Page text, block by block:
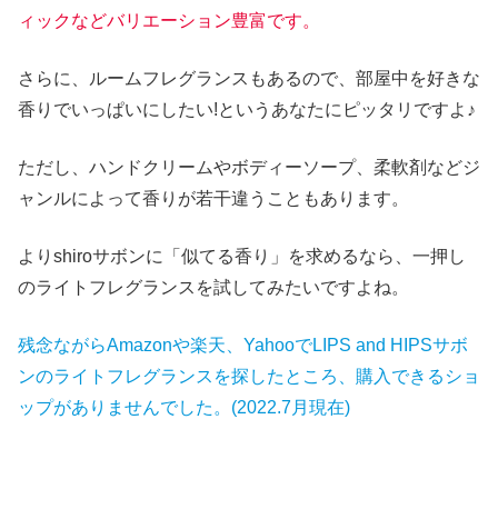
ィックなどバリエーション豊富です。
さらに、ルームフレグランスもあるので、部屋中を好きな
香りでいっぱいにしたい!というあなたにピッタリですよ♪
ただし、ハンドクリームやボディーソープ、柔軟剤などジ
ャンルによって香りが若干違うこともあります。
よりshiroサボンに「似てる香り」を求めるなら、一押し
のライトフレグランスを試してみたいですよね。
残念ながらAmazonや楽天、YahooでLIPS and HIPSサボ
ンのライトフレグランスを探したところ、購入できるショ
ップがありませんでした。(2022.7月現在)